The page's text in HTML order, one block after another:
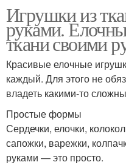
Игрушки из
руками.
ткани своими
Красивые елочные
каждый. Для этого не
владеть какими-то
Простые формы
Сердечки, елочки,
сапожки, варежки,
руками — это просто.